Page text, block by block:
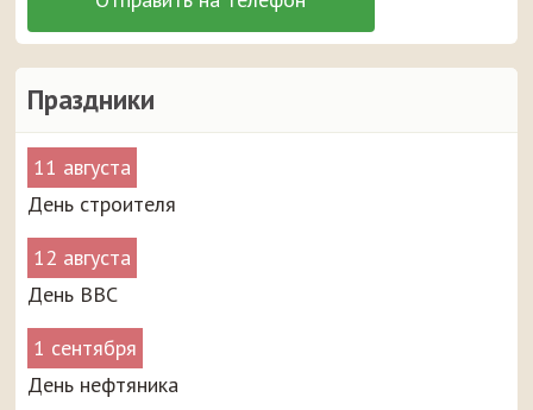
Праздники
11 августа
День строителя
12 августа
День ВВС
1 сентября
День нефтяника